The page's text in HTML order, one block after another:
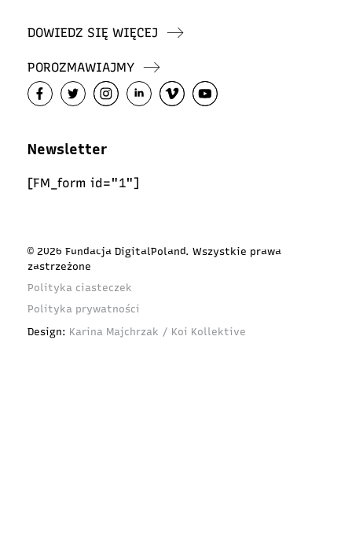
DOWIEDZ SIĘ WIĘCEJ
POROZMAWIAJMY
Newsletter
[FM_form id="1"]
© 2026 Fundacja DigitalPoland. Wszystkie prawa
zastrzeżone
Polityka ciasteczek
Polityka prywatności
Design: Karina Majchrzak / Koi Kollektive